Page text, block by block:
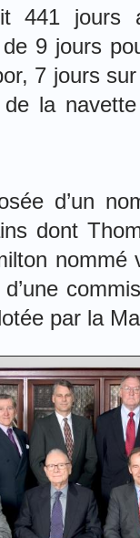
441 jours
9 jours
7 jours
de la
d’un
dont
nommé
par la